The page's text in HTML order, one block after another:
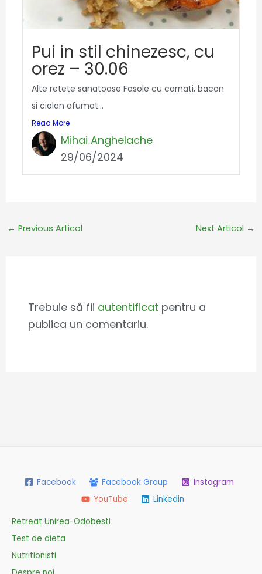
Pui in stil chinezesc, cu
orez – 30.06
Alte retete sanatoase Fasole cu carnati, bacon
si ciolan afumat...
Read More
Mihai Anghelache
29/06/2024
← Previous Articol Next Articol →
Trebuie să fii autentificat pentru a
publica un comentariu.
Facebook Facebook Group
Instagram
YouTube
Linkedin
Retreat Unirea-Odobesti
Test de dieta
Nutritionisti